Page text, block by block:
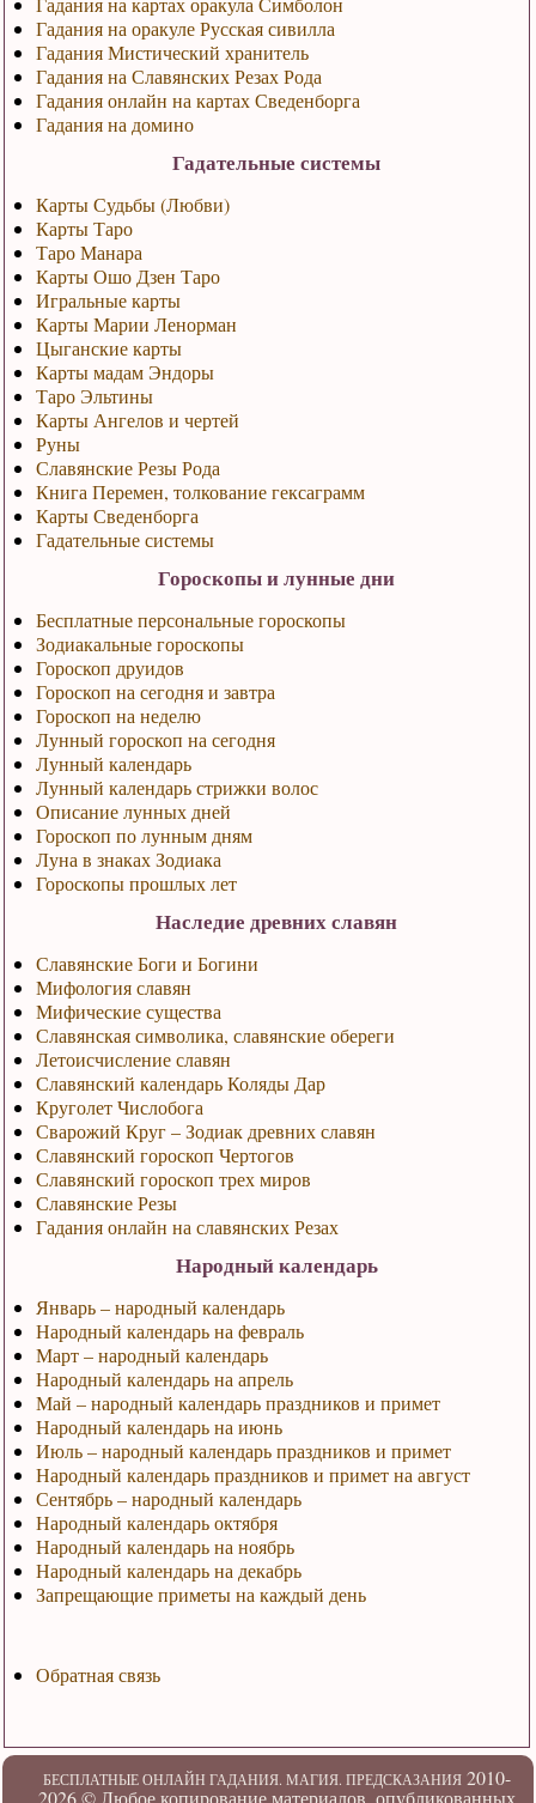
Гадания на оракуле Русская сивилла
Гадания Мистический хранитель
Гадания на Славянских Резах Рода
Гадания онлайн на картах Сведенборга
Гадания на домино
Гадательные системы
Карты Судьбы (Любви)
Карты Таро
Таро Манара
Карты Ошо Дзен Таро
Игральные карты
Карты Марии Ленорман
Цыганские карты
Карты мадам Эндоры
Таро Эльтины
Карты Ангелов и чертей
Руны
Славянские Резы Рода
Книга Перемен, толкование гексаграмм
Карты Сведенборга
Гадательные системы
Гороскопы и лунные дни
Бесплатные персональные гороскопы
Зодиакальные гороскопы
Гороскоп друидов
Гороскоп на сегодня и завтра
Гороскоп на неделю
Лунный гороскоп на сегодня
Лунный календарь
Лунный календарь стрижки волос
Описание лунных дней
Гороскоп по лунным дням
Луна в знаках Зодиака
Гороскопы прошлых лет
Наследие древних славян
Славянские Боги и Богини
Мифология славян
Мифические существа
Славянская символика, славянские обереги
Летоисчисление славян
Славянский календарь Коляды Дар
Круголет Числобога
Сварожий Круг – Зодиак древних славян
Славянский гороскоп Чертогов
Славянский гороскоп трех миров
Славянские Резы
Гадания онлайн на славянских Резах
Народный календарь
Январь – народный календарь
Народный календарь на февраль
Март – народный календарь
Народный календарь на апрель
Май – народный календарь праздников и примет
Народный календарь на июнь
Июль – народный календарь праздников и примет
Народный календарь праздников и примет на август
Сентябрь – народный календарь
Народный календарь октября
Народный календарь на ноябрь
Народный календарь на декабрь
Запрещающие приметы на каждый день
Обратная связь
БЕСПЛАТНЫЕ ОНЛАЙН ГАДАНИЯ. МАГИЯ. ПРЕДСКАЗАНИЯ2010-
2026 © Любое копирование материалов, опубликованных